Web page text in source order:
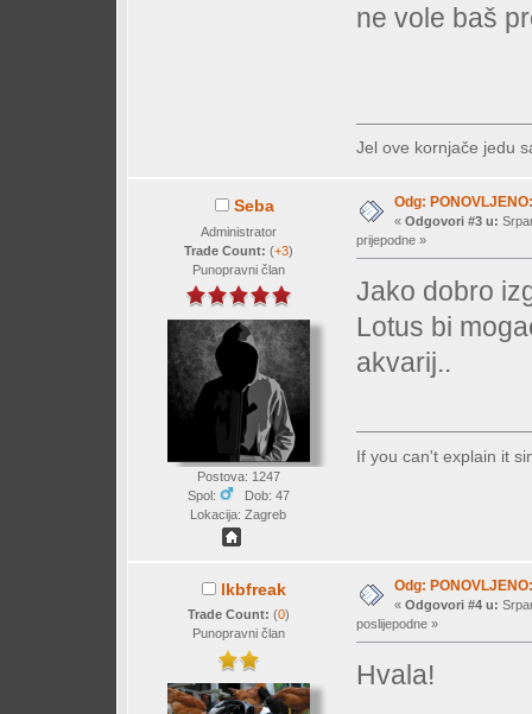
ne vole baš
Jel ove kornjače jedu
Seba
Administrator
Trade Count: (+3)
Punopravni član
Postova: 1247
Spol:
Dob: 47
Lokacija: Zagreb
Odg:
« Odgovori #3 u:
prijepodne »
Jako dobro
Lotus bi
akvarij..
If you can't explain it
lkbfreak
Trade Count: (0)
Punopravni član
Odg:
« Odgovori #4 u:
poslijepodne »
Hvala!